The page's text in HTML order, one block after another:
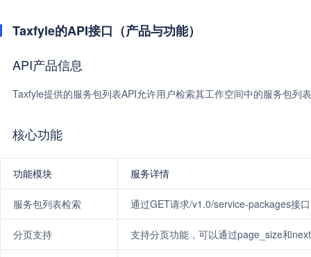
Taxfyle的API接口（产品与功能）
API产品信息
Taxfyle提供的服务包列表API允许用户检索其工作空间中的服务包列
核心功能
功能模块 服务详情
服务包列表检索 通过GET请求/v1.0/service-packages接
分页支持 支持分页功能，可以通过page_size和